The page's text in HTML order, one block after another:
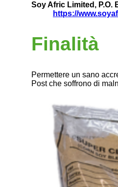
Soy Afric Limited, P.O.
https://
Finalità
Permettere un sano
Post che soffrono di